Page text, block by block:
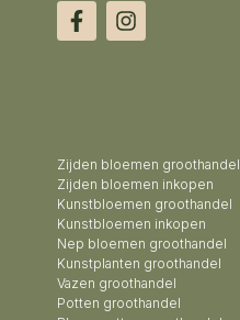
Zijden bloemen groothandel
Zijden bloemen inkopen
Kunstbloemen groothandel
Kunstbloemen inkopen
Nep bloemen groothandel
Kunstplanten groothandel
Vazen groothandel
Potten groothandel